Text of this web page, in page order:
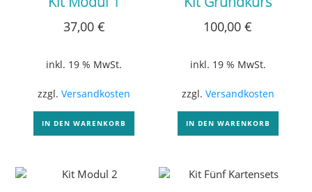
37,00 €
inkl. 19 % MwSt.
zzgl.Versandkosten
IN DEN WARENKORB
100,00€
inkl. 19 % MwSt.
zzgl. Versandkosten
IN DEN WARENKORB